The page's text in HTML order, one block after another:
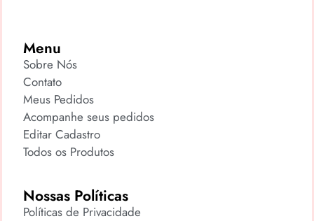
Menu
Sobre Nós
Contato
Meus Pedidos
Acompanhe seus pedidos
Editar Cadastro
Todos os Produtos
Nossas Políticas
Políticas de Privacidade